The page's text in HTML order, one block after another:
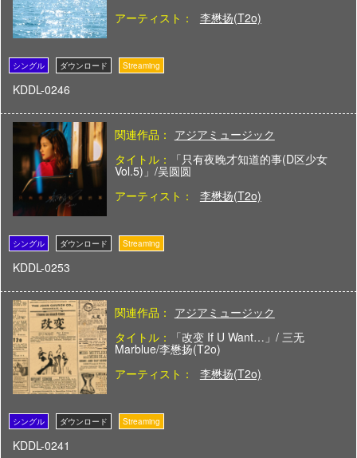
アーティスト：
李懋扬(T2o)
KDDL-0246
関連作品： アジアミュージック
タイトル：
「只有夜晚才知道的事(D区少女
Vol.5)」/吴圆圆
アーティスト：
李懋扬(T2o)
KDDL-0253
関連作品： アジアミュージック
タイトル：
「改变 If U Want…」/ 三无
Marblue/李懋扬(T2o)
アーティスト：
李懋扬(T2o)
KDDL-0241